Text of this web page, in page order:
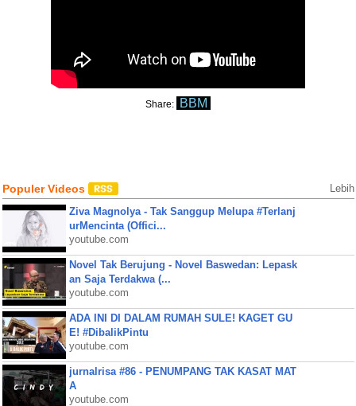
Share: BBM
Populer Videos Lebih
Ziva Magnolya - Tak Sanggup Melupa #Terlanj
urMencinta (Offici...
youtube.com
Novel Tak Berujung - Novel Baswedan: Lepask
an Saja Terdakwa (...
youtube.com
ADA INI DI DALAM RUMAH SULE! KAGET GU
E! #DibalikPintu
youtube.com
jurnalrisa #86 - PENUMPANG TAK KASAT MAT
A
youtube.com